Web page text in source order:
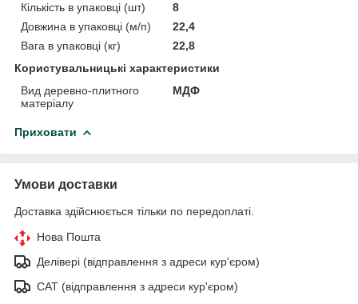
Кількість в упаковці (шт)
8
Довжина в упаковці (м/п)
22,4
Вага в упаковці (кг)
22,8
Користувальницькі характеристики
Вид деревно-плитного
матеріалу
МДФ
Приховати
Умови доставки
Доставка здійснюється тільки по передоплаті.
Нова Пошта
Делівері (відправлення з адреси кур'єром)
САТ (відправлення з адреси кур'єром)